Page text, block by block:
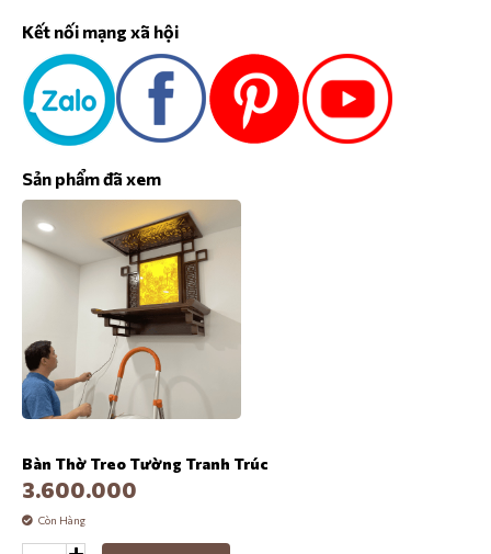
Kết nối mạng xã hội
Sản phẩm đã xem
Bàn Thờ Treo Tường Tranh Trúc
3.600.000
Còn Hàng